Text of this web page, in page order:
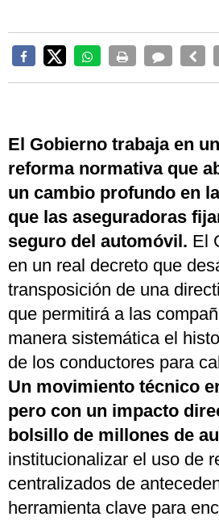
El Gobierno trabaja en
reforma normativa que
un cambio profundo en
que las aseguradoras
seguro del automóvil. El
en un real decreto que
transposición de una
que permitirá a las
manera sistemática el
de los conductores para
Un movimiento técnico
pero con un impacto
bolsillo de millones de
institucionalizar el uso de
centralizados de
herramienta clave para